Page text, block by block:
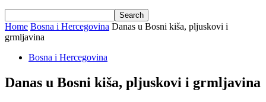
Home Bosna i Hercegovina Danas u Bosni kiša, pljuskovi i
grmljavina
Bosna i Hercegovina
Danas u Bosni kiša, pljuskovi i grmljavina